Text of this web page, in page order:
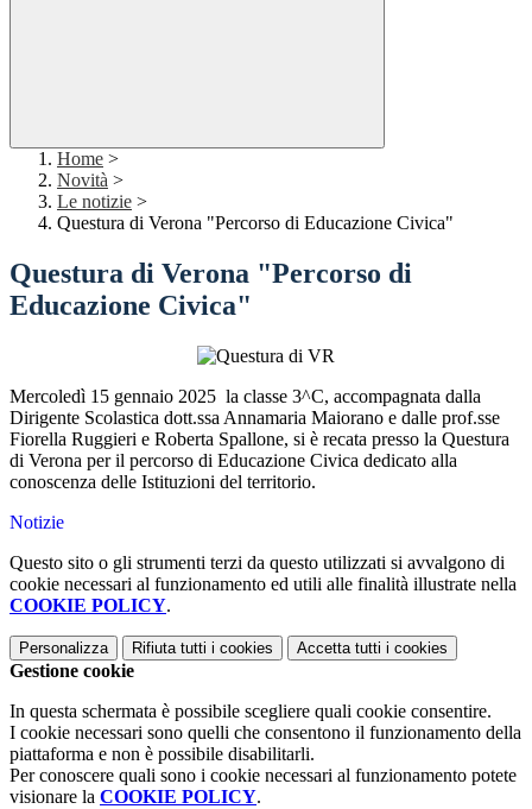
Home >
Novità >
Le notizie >
Questura di Verona "Percorso di Educazione Civica"
Questura di Verona "Percorso di
Educazione Civica"
Mercoledì 15 gennaio 2025 la classe 3^C, accompagnata dalla
Dirigente Scolastica dott.ssa Annamaria Maiorano e dalle prof.sse
Fiorella Ruggieri e Roberta Spallone, si è recata presso la Questura
di Verona per il percorso di Educazione Civica dedicato alla
conoscenza delle Istituzioni del territorio.
Notizie
Questo sito o gli strumenti terzi da questo utilizzati si avvalgono di
cookie necessari al funzionamento ed utili alle finalità illustrate nella
COOKIE POLICY.
Personalizza Rifiuta tutti i cookies Accetta tutti i cookies
Gestione cookie
In questa schermata è possibile scegliere quali cookie consentire.
I cookie necessari sono quelli che consentono il funzionamento della
piattaforma e non è possibile disabilitarli.
Per conoscere quali sono i cookie necessari al funzionamento potete
visionare la COOKIE POLICY.